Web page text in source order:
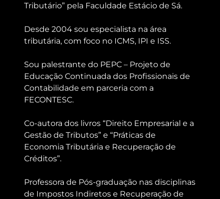
Tributário” pela Faculdade Estácio de Sá.
Desde 2004 sou especialista na área
tributária, com foco no ICMS, IPI e ISS.
Sou palestrante do PEPC – Projeto de
Educação Continuada dos Profissionais de
Contabilidade em parceria com a
FECONTESC.
Co-autora dos livros “Direito Empresarial e a
Gestão de Tributos” e “Práticas de
Economia Tributária e Recuperação de
Créditos”.
Professora de Pós-graduação nas disciplinas
de Impostos Indiretos e Recuperação de